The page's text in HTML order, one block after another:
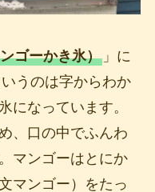
ゴーかき氷）」に
うのは字からわか
になっています。
、口の中でふんわ
マンゴーはとにか
マンゴー）をたっ